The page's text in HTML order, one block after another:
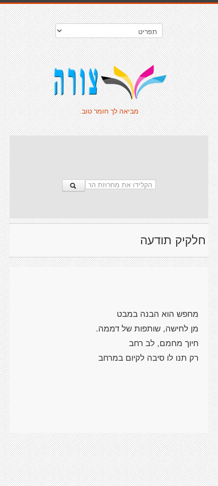
מביאה לך חומר טוב.
חלקיק תודעה